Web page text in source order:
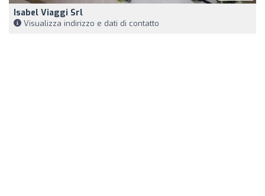
Isabel Viaggi Srl
Visualizza indirizzo e dati di contatto